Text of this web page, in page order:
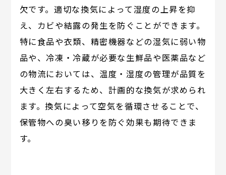
欠です。適切な換気によって湿度の上昇を抑
え、カビや結露の発生を防ぐことができます。
特に食品や衣類、精密機器などの湿気に弱い物
品や、冷凍・冷蔵が必要な生鮮品や医薬品など
の物流においては、温度・湿度の管理が品質を
大きく左右するため、計画的な換気が求められ
ます。換気によって空気を循環させることで、
保管物への臭い移りを防ぐ効果も期待できま
す。